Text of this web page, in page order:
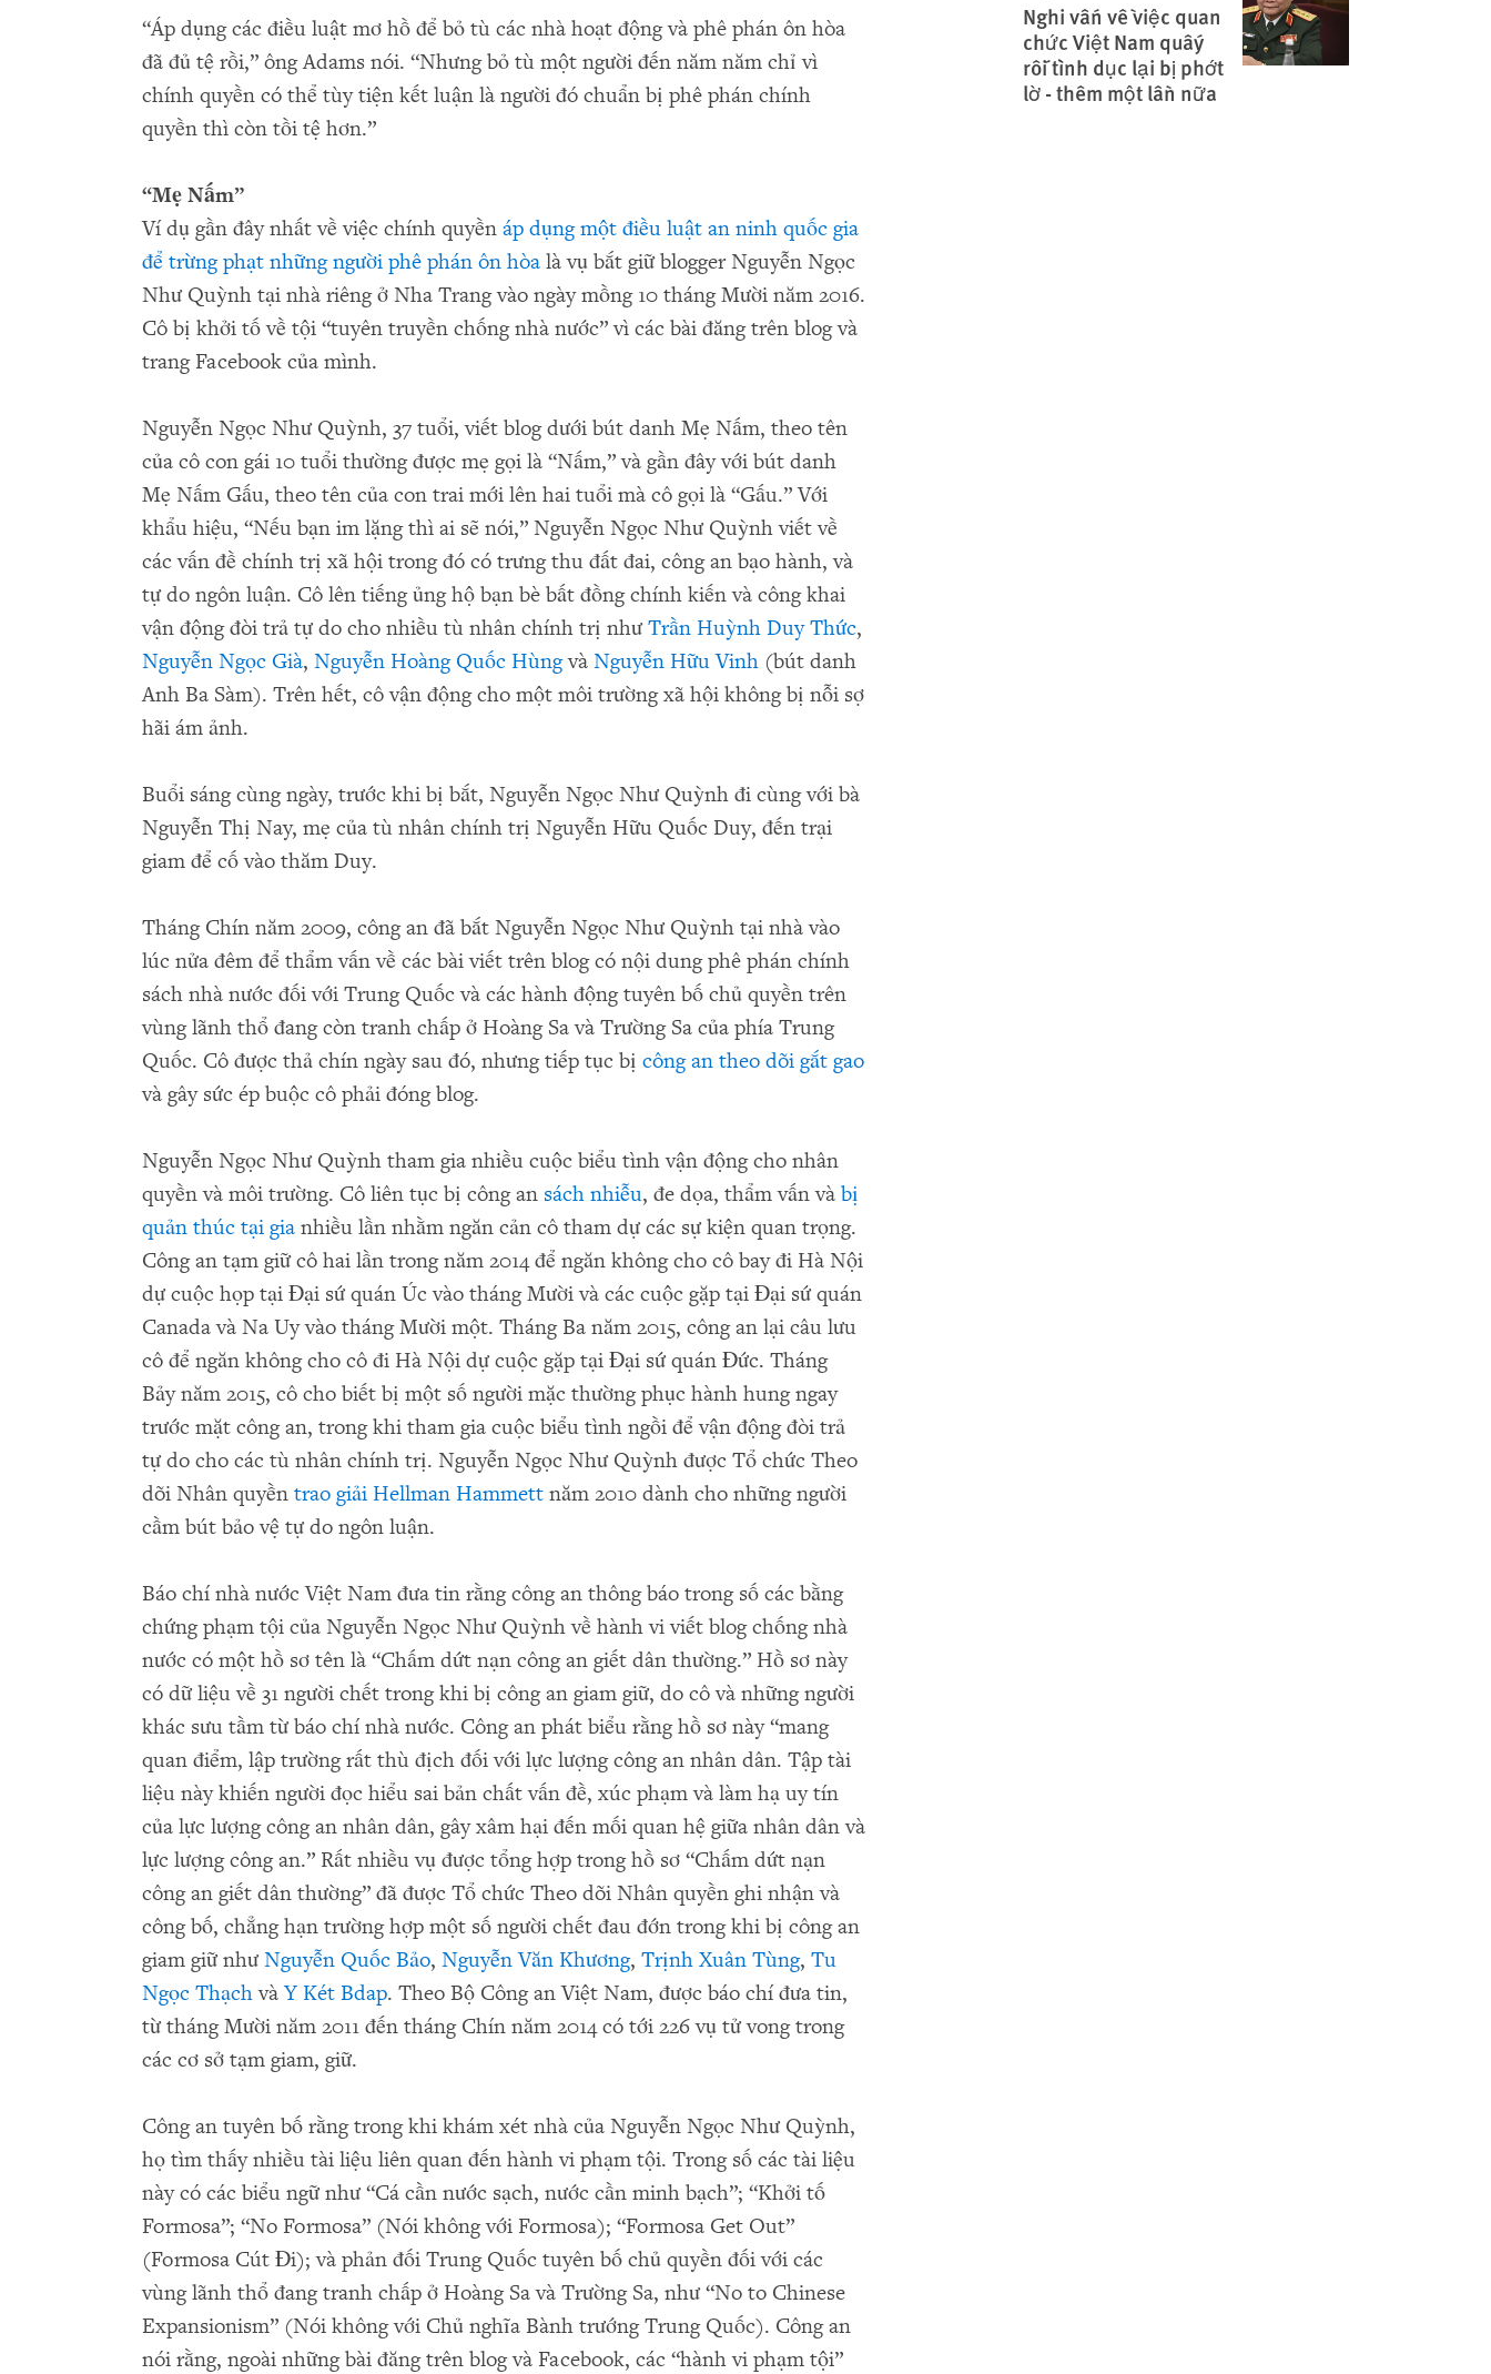
“Áp dụng các điều luật mơ hồ để bỏ tù các nhà hoạt động và phê phán ôn hòa
đã đủ tệ rồi,” ông Adams nói. “Nhưng bỏ tù một người đến năm năm chỉ vì
chính quyền có thể tùy tiện kết luận là người đó chuẩn bị phê phán chính
quyền thì còn tồi tệ hơn.”
“Mẹ Nấm”
Ví dụ gần đây nhất về việc chính quyền áp dụng một điều luật an ninh quốc gia
để trừng phạt những người phê phán ôn hòa là vụ bắt giữ blogger Nguyễn Ngọc
Như Quỳnh tại nhà riêng ở Nha Trang vào ngày mồng 10 tháng Mười năm 2016.
Cô bị khởi tố về tội “tuyên truyền chống nhà nước” vì các bài đăng trên blog và
trang Facebook của mình.
Nguyễn Ngọc Như Quỳnh, 37 tuổi, viết blog dưới bút danh Mẹ Nấm, theo tên
của cô con gái 10 tuổi thường được mẹ gọi là “Nấm,” và gần đây với bút danh
Mẹ Nấm Gấu, theo tên của con trai mới lên hai tuổi mà cô gọi là “Gấu.” Với
khẩu hiệu, “Nếu bạn im lặng thì ai sẽ nói,” Nguyễn Ngọc Như Quỳnh viết về
các vấn đề chính trị xã hội trong đó có trưng thu đất đai, công an bạo hành, và
tự do ngôn luận. Cô lên tiếng ủng hộ bạn bè bất đồng chính kiến và công khai
vận động đòi trả tự do cho nhiều tù nhân chính trị nhưTrần Huỳnh Duy Thức,
Nguyễn Ngọc Già, Nguyễn Hoàng Quốc Hùngvà Nguyễn Hữu Vinh (bút danh
Anh Ba Sàm). Trên hết, cô vận động cho một môi trường xã hội không bị nỗi sợ
hãi ám ảnh.
Buổi sáng cùng ngày, trước khi bị bắt, Nguyễn Ngọc Như Quỳnh đi cùng với bà
Nguyễn Thị Nay, mẹ của tù nhân chính trị Nguyễn Hữu Quốc Duy, đến trại
giam để cố vào thăm Duy.
Tháng Chín năm 2009, công an đã bắt Nguyễn Ngọc Như Quỳnh tại nhà vào
lúc nửa đêm để thẩm vấn về các bài viết trên blog có nội dung phê phán chính
sách nhà nước đối với Trung Quốc và các hành động tuyên bố chủ quyền trên
vùng lãnh thổ đang còn tranh chấp ở Hoàng Sa và Trường Sa của phía Trung
Quốc. Cô được thả chín ngày sau đó, nhưng tiếp tục bị công an theo dõi gắt gao
và gây sức ép buộc cô phải đóng blog.
Nguyễn Ngọc Như Quỳnh tham gia nhiều cuộc biểu tình vận động cho nhân
quyền và môi trường. Cô liên tục bị công an sách nhiễu, đe dọa, thẩm vấn và bị
quản thúc tại gia nhiều lần nhằm ngăn cản cô tham dự các sự kiện quan trọng.
Công an tạm giữ cô hai lần trong năm 2014 để ngăn không cho cô bay đi Hà Nội
dự cuộc họp tại Đại sứ quán Úc vào tháng Mười và các cuộc gặp tại Đại sứ quán
Canada và Na Uy vào tháng Mười một. Tháng Ba năm 2015, công an lại câu lưu
cô để ngăn không cho cô đi Hà Nội dự cuộc gặp tại Đại sứ quán Đức. Tháng
Bảy năm 2015, cô cho biết bị một số người mặc thường phục hành hung ngay
trước mặt công an, trong khi tham gia cuộc biểu tình ngồi để vận động đòi trả
tự do cho các tù nhân chính trị. Nguyễn Ngọc Như Quỳnh được Tổ chức Theo
dõi Nhân quyền trao giải Hellman Hammett năm 2010 dành cho những người
cầm bút bảo vệ tự do ngôn luận.
Báo chí nhà nước Việt Nam đưa tin rằng công an thông báo trong số các bằng
chứng phạm tội của Nguyễn Ngọc Như Quỳnh về hành vi viết blog chống nhà
nước có một hồ sơ tên là “Chấm dứt nạn công an giết dân thường.” Hồ sơ này
có dữ liệu về 31 người chết trong khi bị công an giam giữ, do cô và những người
khác sưu tầm từ báo chí nhà nước. Công an phát biểu rằng hồ sơ này “mang
quan điểm, lập trường rất thù địch đối với lực lượng công an nhân dân. Tập tài
liệu này khiến người đọc hiểu sai bản chất vấn đề, xúc phạm và làm hạ uy tín
của lực lượng công an nhân dân, gây xâm hại đến mối quan hệ giữa nhân dân và
lực lượng công an.” Rất nhiều vụ được tổng hợp trong hồ sơ “Chấm dứt nạn
công an giết dân thường” đã được Tổ chức Theo dõi Nhân quyền ghi nhận và
công bố, chẳng hạn trường hợp một số người chết đau đớn trong khi bị công an
giam giữ nhưNguyễn Quốc Bảo, Nguyễn Văn Khương, Trịnh Xuân Tùng, Tu
Ngọc Thạchvà Y Két Bdap. Theo Bộ Công an Việt Nam, được báo chí đưa tin,
từ tháng Mười năm 2011 đến tháng Chín năm 2014 có tới 226 vụ tử vong trong
các cơ sở tạm giam, giữ.
Công an tuyên bố rằng trong khi khám xét nhà của Nguyễn Ngọc Như Quỳnh,
họ tìm thấy nhiều tài liệu liên quan đến hành vi phạm tội. Trong số các tài liệu
này có các biểu ngữ như “Cá cần nước sạch, nước cần minh bạch”; “Khởi tố
Formosa”; “No Formosa” (Nói không với Formosa); “Formosa Get Out”
(Formosa Cút Đi); và phản đối Trung Quốc tuyên bố chủ quyền đối với các
vùng lãnh thổ đang tranh chấp ở Hoàng Sa và Trường Sa, như “No to Chinese
Expansionism” (Nói không với Chủ nghĩa Bành trướng Trung Quốc). Công an
nói rằng, ngoài những bài đăng trên blog và Facebook, các “hành vi phạm tội”
Nghi vấn về việc quan
chức Việt Nam quấy
rối tình dục lại bị phớt
lờ - thêm một lần nữa